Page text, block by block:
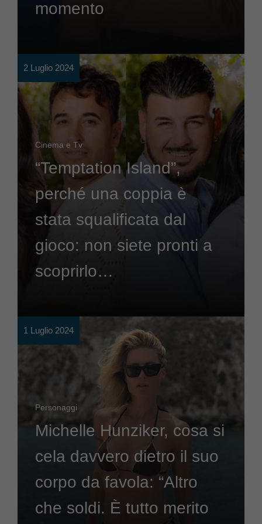
momento
2 Luglio 2024
Cinema e Tv
“Temptation Island”,
perché una coppia è
stata squalificata dal
gioco: non siete pronti a
scoprirlo…
1 Luglio 2024
Personaggi
Michelle Hunziker, cosa si
cela davvero dietro il suo
corpo da favola: “Altro
che soldi. È tutto merito